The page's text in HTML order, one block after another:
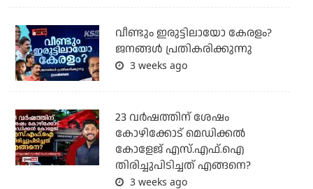
വീണ്ടും ഇരുട്ടിലായോ കേരളം?
ജനങ്ങൾ പ്രതികരിക്കുന്നു
3 weeks ago
23 വർഷത്തിന് ശേഷം
കോഴിക്കോട് മെഡിക്കൽ
കോളേജ് എസ്.എഫ്.ഐ
തിരിച്ചുപിടിച്ചത് എങ്ങനെ?
3 weeks ago